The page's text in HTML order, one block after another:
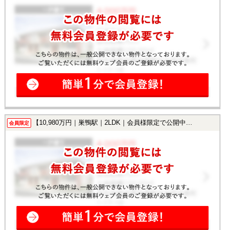
会員限定 【10,980万円｜巣鴨駅｜2LDK｜会員様限定で公開中！】